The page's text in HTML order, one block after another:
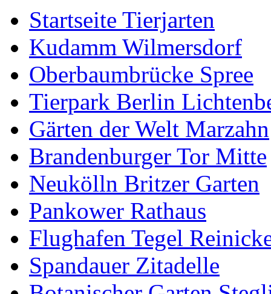
Startseite Tierjarten
Kudamm Wilmersdorf
Oberbaumbrücke Spree
Tierpark Berlin
Gärten der Welt Marzahn
Brandenburger Tor Mitte
Neukölln Britzer Garten
Pankower Rathaus
Flughafen Tegel
Spandauer Zitadelle